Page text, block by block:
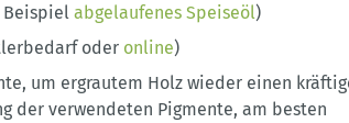
Beispiel abgelaufenes Speiseöl)
oder online)
um ergrautem Holz wieder einen
der verwendeten Pigmente, am besten